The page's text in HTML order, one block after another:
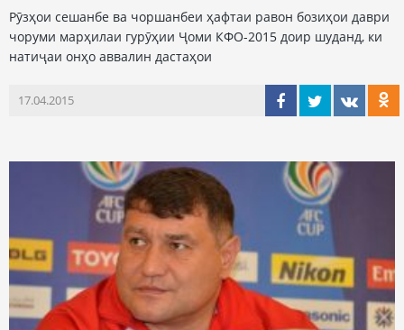
Рӯзҳои сешанбе ва чоршанбеи ҳафтаи равон бозиҳои даври
чоруми марҳилаи гурӯҳии Ҷоми КФО-2015 доир шуданд, ки
натиҷаи онҳо аввалин дастаҳои
17.04.2015